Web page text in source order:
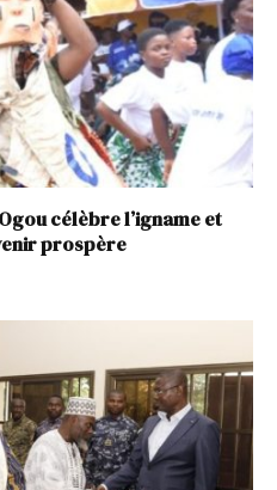
célèbre l’igname et
prospère